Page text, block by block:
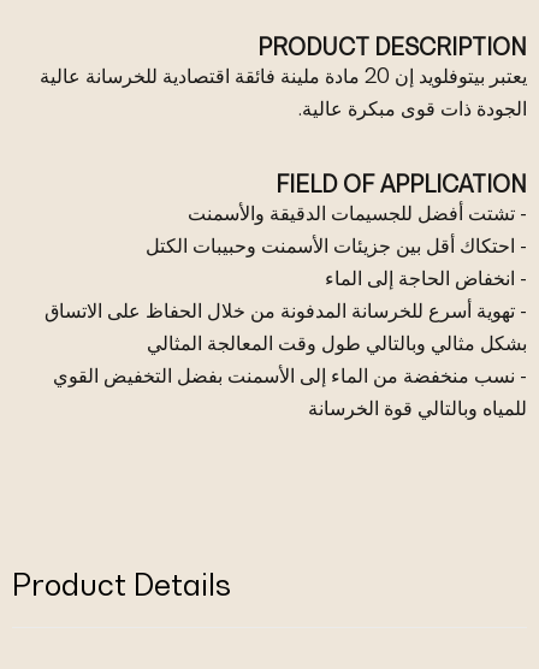
PRODUCT DESCRIPTION
يعتبر بيتوفلويد إن 20 مادة ملينة فائقة اقتصادية للخرسانة عالية
الجودة ذات قوى مبكرة عالية.
FIELD OF APPLICATION
- تشتت أفضل للجسيمات الدقيقة والأسمنت
- احتكاك أقل بين جزيئات الأسمنت وحبيبات الكتل
- انخفاض الحاجة إلى الماء
- تهوية أسرع للخرسانة المدفونة من خلال الحفاظ على الاتساق
بشكل مثالي وبالتالي طول وقت المعالجة المثالي
- نسب منخفضة من الماء إلى الأسمنت بفضل التخفيض القوي
للمياه وبالتالي قوة الخرسانة
Product Details